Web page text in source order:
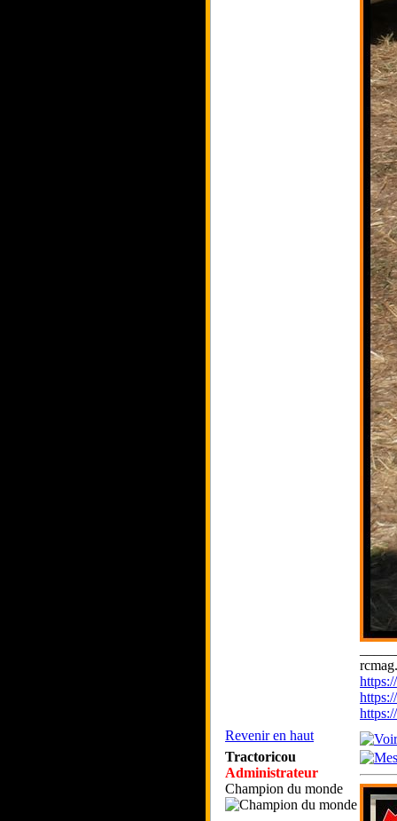
Revenir en haut
Tractoricou
Administrateur
Champion du monde